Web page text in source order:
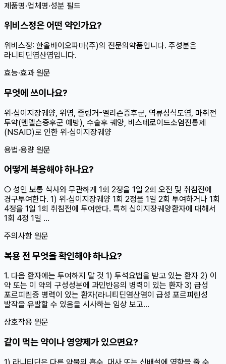
제품명·업체명·성분 필드
위비스정은 어떤 약인가요?
위비스정: 한올바이오파마(주)의 전문의약품입니다. 주성분은
라니티딘염산염입니다.
효능·효과 원문
무엇에 쓰이나요?
위·십이지장궤양, 위염, 졸링거-엘리슨증후군, 역류성식도염, 마취전
투약(멘델슨증후군 예방), 수술후 궤양, 비스테로이드소염진통제
(NSAID)로 인한 위·십이지장궤양
용법·용량 원문
어떻게 복용해야 하나요?
○ 성인 보통 식사와 무관하게 1회 2정을 1일 2회 오전 및 취침전에
경구투여한다. 1) 위·십이지장궤양 1회 2정을 1일 2회 투여하거나 1회
4정을 1일 1회 취침전에 투여한다. 특히 십이지장궤양환자에 대해서
1회 4정 1일 ...
주의사항 원문
복용 전 무엇을 확인해야 하나요?
1. 다음 환자에는 투여하지 말 것 1) 투석요법을 받고 있는 환자 2) 이
약 또는 이 약의 구성성분에 과민반응의 병력이 있는 환자 3) 급성
포르피린증 병력이 있는 환자(라니티딘염산염이 급성 포르피린성
발작을 유발할 수 있음을 시사하는 임상 보고...
상호작용 원문
같이 먹는 약이나 영양제가 있으면요?